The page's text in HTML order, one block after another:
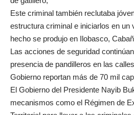
Este criminal también reclutaba
estructura criminal e iniciarlos en un
hecho se produjo en Ilobasco,
Las acciones de seguridad
presencia de pandilleros en las
Gobierno reportan más de 70 mil
El Gobierno del Presidente Nayib
mecanismos como el Régimen de